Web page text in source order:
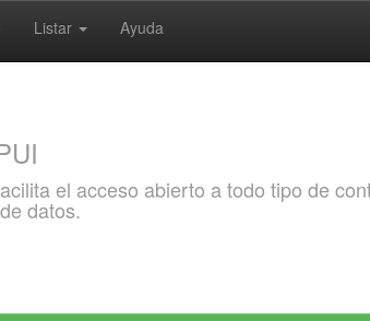
Listar Ayuda
el acceso abierto a todo tipo de
datos.